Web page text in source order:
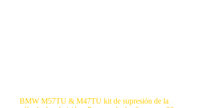
BMW M57TU & M47TU kit de supresión de la